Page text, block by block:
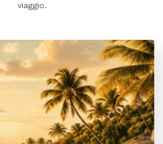
viaggio.